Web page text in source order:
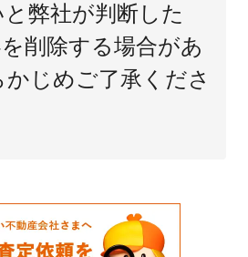
弊社が判断した
削除する場合があ
じめご了承くださ